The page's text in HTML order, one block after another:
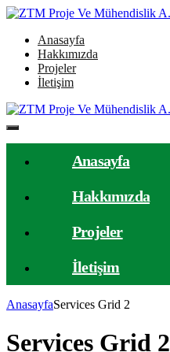
Anasayfa
Hakkımızda
Projeler
İletişim
Anasayfa
Hakkımızda
Projeler
İletişim
AnasayfaServices Grid 2
Services Grid 2